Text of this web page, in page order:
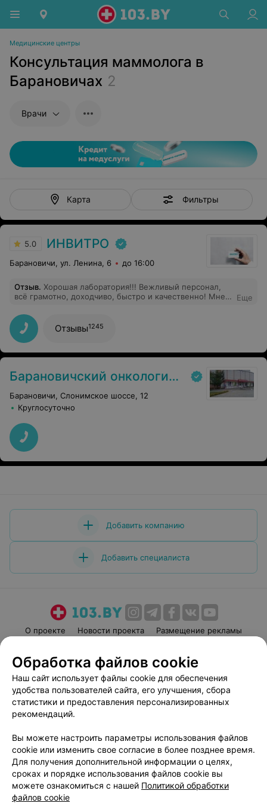
Медицинские центры
Консультация маммолога в
Барановичах 2
Врачи
Карта Фильтры
5.0 ИНВИТРО
Барановичи, ул. Ленина, 6 до 16:00
Отзыв. Хорошая лаборатория!!! Вежливый персонал,
всё грамотно, доходчиво, быстро и качественно! Мне
сюда!
Еще
Отзывы1245
Барановичский онкологический диспансер
Барановичи, Слонимское шоссе, 12
Круглосуточно
Добавить компанию
Добавить специалиста
О проекте Новости проекта
Размещение рекламы
Пользовательское соглашение
Способы оплаты
Вакансии
Партнеры
Написать руководителю 103.by
Обработка персональных данных
Обработка файлов cookie
Наш сайт использует файлы cookie для обеспечения
удобства пользователей сайта, его улучшения, сбора
статистики и предоставления персонализированных
рекомендаций.
Вы можете настроить параметры использования файлов
cookie или изменить свое согласие в более позднее время.
Для получения дополнительной информации о целях,
сроках и порядке использования файлов cookie вы
можете ознакомиться с нашей Политикой обработки
файлов cookie